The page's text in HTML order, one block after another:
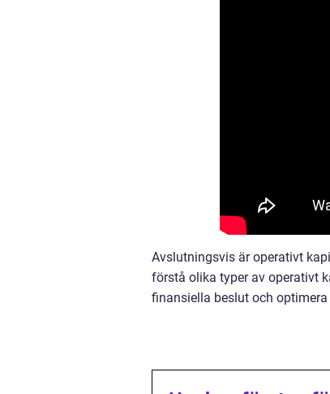
Avslutningsvis är operativt
förstå olika typer av operativt
finansiella beslut och